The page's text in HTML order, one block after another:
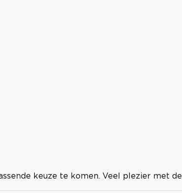
keuze te komen. Veel plezier met de